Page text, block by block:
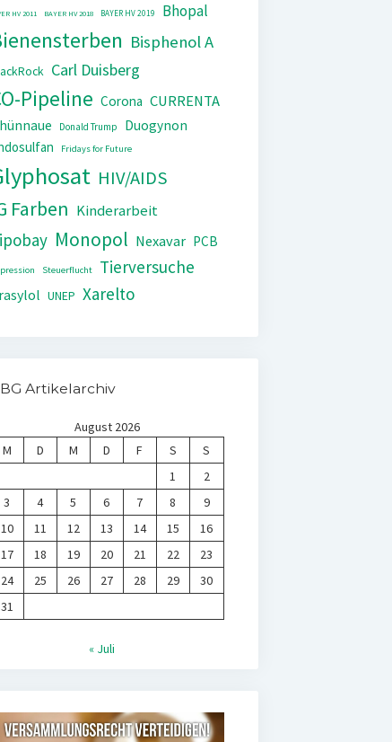
HV 2011 BAYER HV 2018 BAYER HV 2019 Bhopal
Bisphenol A
Carl Duisberg
Pipeline Corona CURRENTA
Donald Trump
Duogynon
Fridays for Future
HIV/AIDS
Farben Kinderarbeit
Monopol Nexavar PCB
Steuerflucht Tierversuche
UNEP Xarelto
Artikelarchiv
August 2026
M
D M D F S
S
1
2
3
4 5 6 7 8
9
10
11 12 13 14 15
16
17
18 19 20 21 22
23
24
25 26 27 28 29
30
31
« Juli